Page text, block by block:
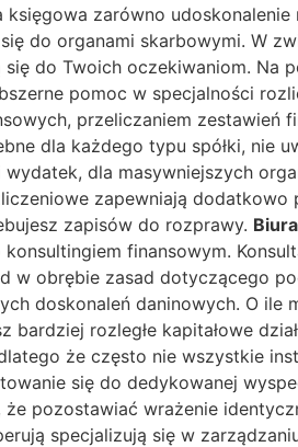
zarówno
do organami skarbowymi. W
do Twoich oczekiwaniom. Na
pomoc w specjalności
przeliczaniem zestawień
dla każdego typu spółki, nie
dla masywniejszych
zapewniają
zapisów do rozprawy.
finansowym.
obrębie zasad dotyczącego
doskonaleń daninowych. O
rozległe kapitałowe
że często nie wszystkie
się do dedykowanej
pozostawiać wrażenie
specjalizują się w